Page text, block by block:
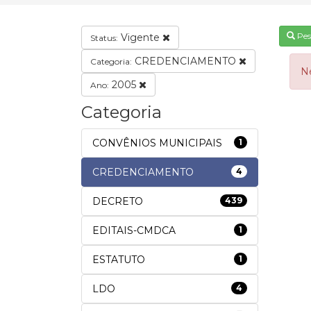
Status: Vigente
Categoria: CREDENCIAMENTO
Ano: 2005
Categoria
CONVÊNIOS MUNICIPAIS 1
CREDENCIAMENTO 4
DECRETO 439
EDITAIS-CMDCA 1
ESTATUTO 1
LDO 4